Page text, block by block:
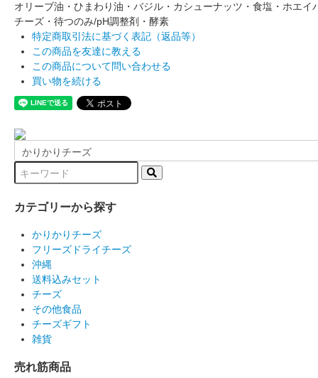
オリーブ油・ひまわり油・バジル・カシューナッツ・食塩・ホエ
チーズ・待つのみ/pH調整剤・酵素
特定商取引法に基づく表記（返品等）
この商品を友達に教える
この商品について問い合わせる
買い物を続ける
カテゴリーから探す
かりかりチーズ
フリーズドライチーズ
沖縄
送料込みセット
チーズ
その他食品
チーズギフト
雑貨
売れ筋商品